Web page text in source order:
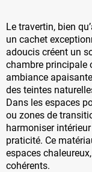
Le travertin, bien
un cachet
adoucis créent un
chambre principale
ambiance
des teintes
Dans les espaces
ou zones de
harmoniser
praticité. Ce
espaces
cohérents.